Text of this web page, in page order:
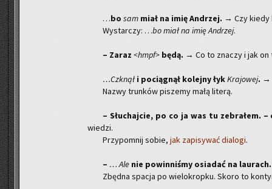
…bo sam miał na imię An­drzej. → Czy kiedy
Wy­star­czy: …bo miał na imię An­drzej.
– Zaraz <hmpf> będą. → Co to zna­czy i jak on
…Czknąłi po­cią­gnął ko­lej­ny łykKra­jo­wej. →
Nazwy trun­ków pi­sze­my małą li­te­rą.
– Słu­chaj­cie, po co ja was tu ze­bra­łem. –
wie­dzi.
Przy­po­mnij sobie, jak za­pi­sy­wać dia­lo­gi.
– … Ale nie po­win­ni­śmy osia­dać na lau­rach.
Zbęd­na spa­cja po wie­lo­krop­ku. Skoro to